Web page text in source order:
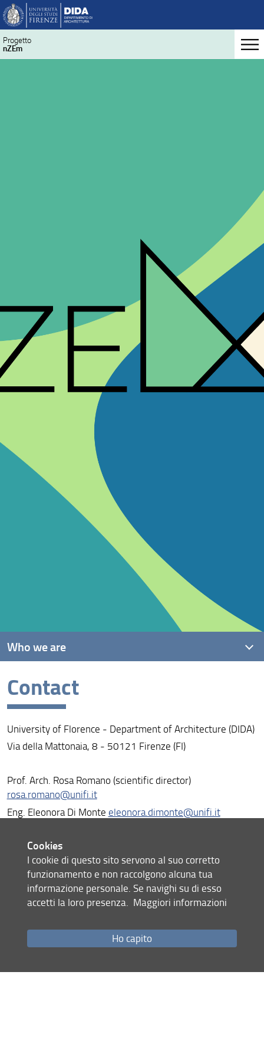
Progetto
nZEm
Contact
University of Florence - Department of Architecture (DIDA)
Via della Mattonaia, 8 - 50121 Firenze (FI)
Prof. Arch. Rosa Romano (scientific director)
rosa.romano@unifi.it
Eng. Eleonora Di Monte eleonora.dimonte@unifi.it
Share
Who we are
Research Partner
Team UNIFI
Contact
last update
19.04.2023
RSS feed
Cookies
I cookie di questo sito servono al suo corretto
funzionamento e non raccolgono alcuna tua
informazione personale. Se navighi su di esso
accetti la loro presenza. Maggiori informazioni
Ho capito